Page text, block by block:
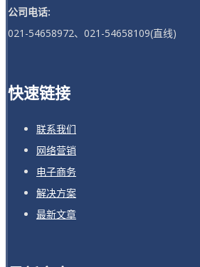
公司电话:
021-54658972、021-54658109(直线)
快速链接
联系我们
网络营销
电子商务
解决方案
最新文章